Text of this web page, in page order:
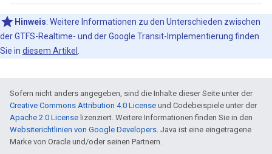
Hinweis: Weitere Informationen zu den Unterschieden zwischen
der GTFS-Realtime- und der Google Transit-Implementierung finden
Sie in diesem Artikel
Sofern nicht anders angegeben, sind die Inhalte dieser Seite unter der
Creative Commons Attribution 4.0 License und Codebeispiele unter der
Apache 2.0 License lizenziert. Weitere Informationen finden Sie in den
Websiterichtlinien von Google Developers. Java ist eine eingetragene
Marke von Oracle und/oder seinen Partnern.